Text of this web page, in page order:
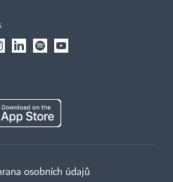
osobních údajů